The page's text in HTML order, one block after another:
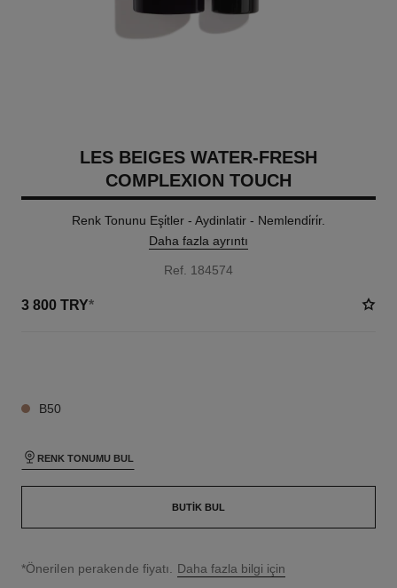
LES BEIGES WATER-FRESH
COMPLEXION TOUCH
Renk Tonunu Eşi̇tler - Aydinlatir - Nemlendi̇ri̇r.
Daha fazla ayrıntı
Ref. 184574
3 800 TRY*
B50
RENK TONUMU BUL
BUTIK BUL
↩
*Önerilen perakende fiyatı. Daha fazla bilgi için